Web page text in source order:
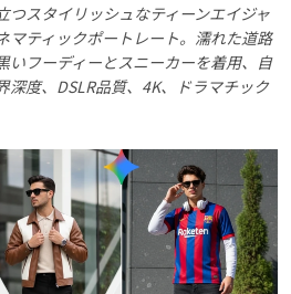
つスタイリッシュなティーンエイジャ
マティックポートレート。濡れた道路
いフーディーとスニーカーを着用、自
深度、DSLR品質、4K、ドラマチック